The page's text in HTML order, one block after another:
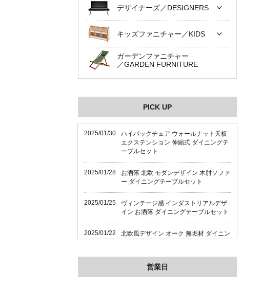
デザイナーズ／DESIGNERS
キッズファニチャー／KIDS
ガーデンファニチャー
／GARDEN FURNITURE
PICK UP
2025/01/30
ハイバックチェア ウォールナット天板
エクステンション 伸縮式 ダイニングテ
ーブルセット
2025/01/28
お洒落 北欧 モダンデザイン 木肘ソファ
ー ダイニングテーブルセット
2025/01/25
ヴィンテージ感 インダストリアルデザ
イン お洒落 ダイニングテーブルセット
2025/01/22
北欧風デザイン オーク 無垢材 ダイニン
天然木 オーク 無垢材 上質感 北欧風デ
ザイン ダイニング
営業日